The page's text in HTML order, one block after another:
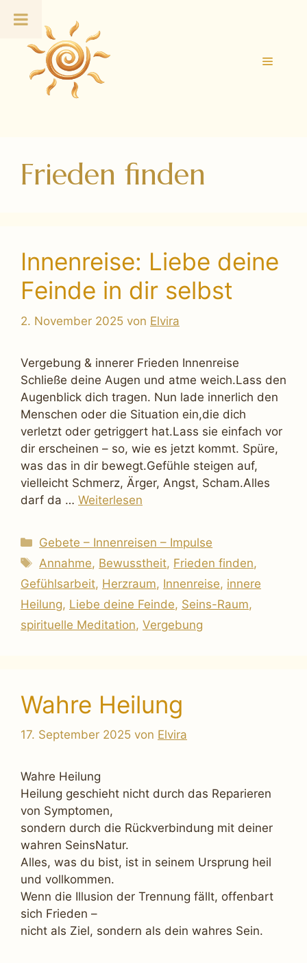
Inhalt
springen
Menü
Frieden finden
Innenreise: Liebe deine
Feinde in dir selbst
2. November 2025 von Elvira
Vergebung & innerer Frieden Innenreise
Schließe deine Augen und atme weich.Lass den
Augenblick dich tragen. Nun lade innerlich den
Menschen oder die Situation ein,die dich
verletzt oder getriggert hat.Lass sie einfach vor
dir erscheinen – so, wie es jetzt kommt. Spüre,
was das in dir bewegt.Gefühle steigen auf,
vielleicht Schmerz, Ärger, Angst, Scham.Alles
darf da … Weiterlesen
Kategorien
Gebete – Innenreisen – Impulse
Schlagwörter
Annahme, Bewusstheit, Frieden finden,
Gefühlsarbeit, Herzraum, Innenreise, innere
Heilung, Liebe deine Feinde, Seins-Raum,
spirituelle Meditation, Vergebung
Wahre Heilung
17. September 2025 von Elvira
Wahre Heilung
Heilung geschieht nicht durch das Reparieren
von Symptomen,
sondern durch die Rückverbindung mit deiner
wahren SeinsNatur.
Alles, was du bist, ist in seinem Ursprung heil
und vollkommen.
Wenn die Illusion der Trennung fällt, offenbart
sich Frieden –
nicht als Ziel, sondern als dein wahres Sein.